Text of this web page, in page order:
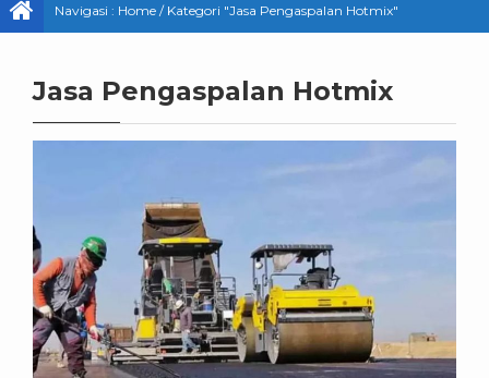
Navigasi : Home / Kategori "Jasa Pengaspalan Hotmix"
Jasa Pengaspalan Hotmix